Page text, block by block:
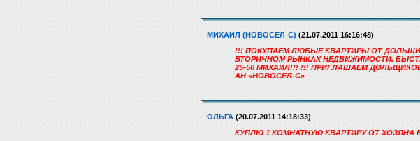
МИХАИЛ (НОВОСЕЛ-С) (21.07.2011 16:16:48)
!!! ПОКУПАЕМ ЛЮБЫЕ КВАРТИРЫ ОТ
ВТОРИЧНОМ РЫНКАХ НЕДВИЖИМОСТИ.
25-50 МИХАИЛ!!! !!! ПРИГЛАШАЕМ
АН «НОВОСЕЛ-С»
ОЛЬГА (20.07.2011 14:18:33)
КУПЛЮ 1 КОМНАТНУЮ КВАРТИРУ ОТ ХОЗЯНА